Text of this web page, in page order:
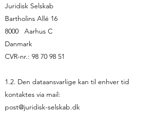
Juridisk Selskab
Bartholins Allé 16
8000 Aarhus C
Danmark
CVR-nr.: 98 70 98 51
1.2. Den dataansvarlige kan til enhver tid
kontaktes via mail:
post@juridisk-selskab.dk